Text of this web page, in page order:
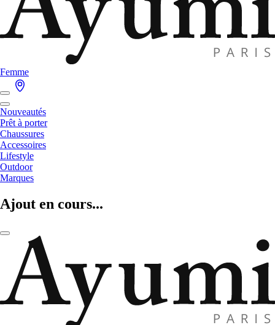
Femme
Nouveautés
Prêt à porter
Chaussures
Accessoires
Lifestyle
Outdoor
Marques
Ajout en cours...